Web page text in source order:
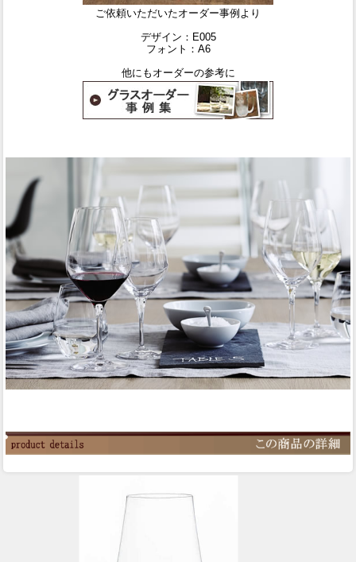
ご依頼いただいたオーダー事例より
デザイン：E005
フォント：A6
他にもオーダーの参考に